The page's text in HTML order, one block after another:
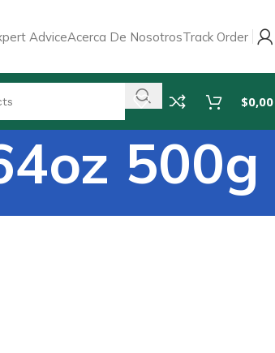
AdviceAcerca De NosotrosTrack Order
$0,00
500g